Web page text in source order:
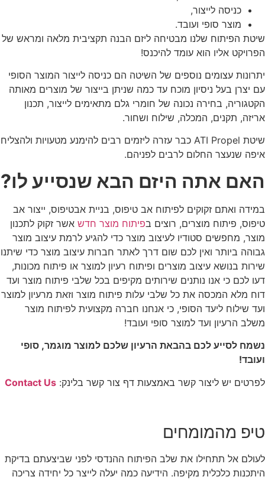
כניסה לייצור,
מוצר סופי ועובד.
שיטת הפיתוח שלנו מבטיחה ליזם הבנה תקציבית מלאה ומראש של
הפרויקט אליו הוא עומד להיכנס!
יתרונות עצומים נוספים של השיטה הם כניסה לייצור המוצר הסופי
עם יצרן בעל ניסיון מוכח עד כמה שניתן בייצור של מוצרים מאותה
הקטגוריה, בחירה נכונה של חומרי גלם מתאימים לייצור, תכנון
אריזה, תקנים, המכלה, שילוח ושחור.
שיטת ATI Propel כבר עזרה ליזמים רבים להימנע מטעויות ולהצליח
איפה שנעצר החלום לרבים לפניהם.
האם אתה היזם הבא שנסייע לו?
במידה ואתם זקוקים לפיתוח אב טיפוס, בניית אבטיפוס, ייצור אב
טיפוס, פיתוח מוצרים, רוצים בפיתוח מוצר חדש אשר זקוק לתכנון
מוצר, מחפשים סטודיו לעיצוב מוצר כדי להגיע לרמת עיצוב מוצר
גבוהה ביותר ואין לכם שום דרך לאתר חברות עיצוב מוצר כדי שיתנו
שירות בנושא עיצוב מוצרים ופיתוח רעיון למוצר או פיתוח מכונות,
דעו לכם כי אנו נותנים שירותים מקיפים בכל שלבי פיתוח מוצר ועד
דוח מלא המכסה את כל שלבי עלות פיתוח מוצר וזאת מרעיון למוצר
ועד שילוח ליעד הסופי, כי אנחנו חברה מקצועית לפיתוח מוצר
משלב הרעיון ועד למוצר סופי ועובד!
נשמח לסייע לכם בהבאת הרעיון שלכם למוצר מוגמר, סופי
ועובד!
לפרטים יש ליצור קשר באמצעות דף צור קשר בלינק: Contact Us
טיפ מהמומחים
לעולם אל תתחילו את שלב הפיתוח ההנדסי לפני שביצעתם בדיקת
היתכנות כלכלית מקיפה. הידיעה כמה יעלה לייצר כל יחידה צריכה